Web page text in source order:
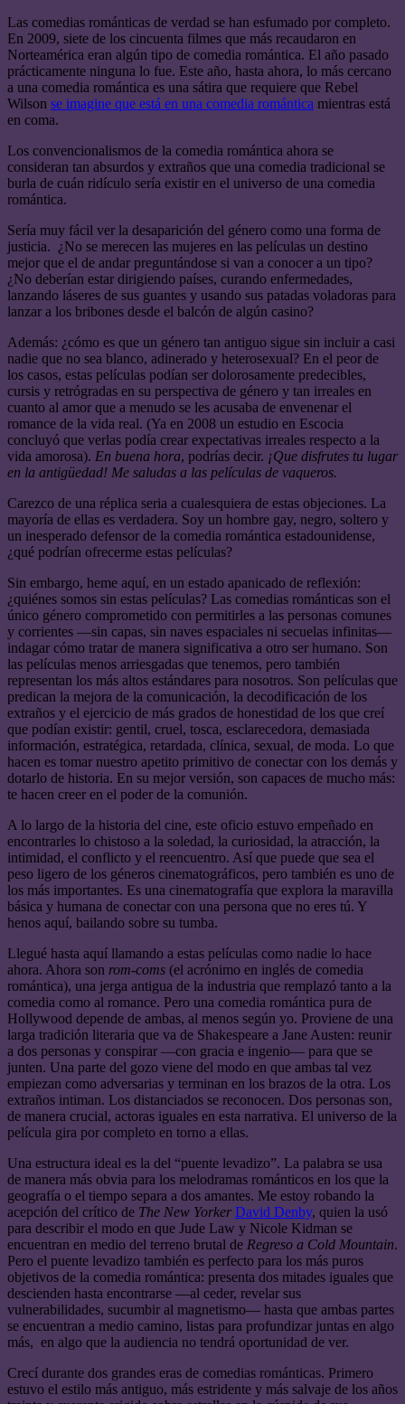
Las comedias románticas de verdad se han esfumado por completo.
En 2009, siete de los cincuenta filmes que más recaudaron en
Norteamérica eran algún tipo de comedia romántica. El año pasado
prácticamente ninguna lo fue. Este año, hasta ahora, lo más cercano
a una comedia romántica es una sátira que requiere que Rebel
Wilson se imagine que está en una comedia romántica mientras está
en coma.
Los convencionalismos de la comedia romántica ahora se
consideran tan absurdos y extraños que una comedia tradicional se
burla de cuán ridículo sería existir en el universo de una comedia
romántica.
Sería muy fácil ver la desaparición del género como una forma de
justicia. ¿No se merecen las mujeres en las películas un destino
mejor que el de andar preguntándose si van a conocer a un tipo?
¿No deberían estar dirigiendo países, curando enfermedades,
lanzando láseres de sus guantes y usando sus patadas voladoras para
lanzar a los bribones desde el balcón de algún casino?
Además: ¿cómo es que un género tan antiguo sigue sin incluir a casi
nadie que no sea blanco, adinerado y heterosexual? En el peor de
los casos, estas películas podían ser dolorosamente predecibles,
cursis y retrógradas en su perspectiva de género y tan irreales en
cuanto al amor que a menudo se les acusaba de envenenar el
romance de la vida real. (Ya en 2008 un estudio en Escocia
concluyó que verlas podía crear expectativas irreales respecto a la
vida amorosa). En buena hora, podrías decir. ¡Que disfrutes tu lugar
en la antigüedad! Me saludas a las películas de vaqueros.
Carezco de una réplica seria a cualesquiera de estas objeciones. La
mayoría de ellas es verdadera. Soy un hombre gay, negro, soltero y
un inesperado defensor de la comedia romántica estadounidense,
¿qué podrían ofrecerme estas películas?
Sin embargo, heme aquí, en un estado apanicado de reflexión:
¿quiénes somos sin estas películas? Las comedias románticas son el
único género comprometido con permitirles a las personas comunes
y corrientes —sin capas, sin naves espaciales ni secuelas infinitas—
indagar cómo tratar de manera significativa a otro ser humano. Son
las películas menos arriesgadas que tenemos, pero también
representan los más altos estándares para nosotros. Son películas que
predican la mejora de la comunicación, la decodificación de los
extraños y el ejercicio de más grados de honestidad de los que creí
que podían existir: gentil, cruel, tosca, esclarecedora, demasiada
información, estratégica, retardada, clínica, sexual, de moda. Lo que
hacen es tomar nuestro apetito primitivo de conectar con los demás y
dotarlo de historia. En su mejor versión, son capaces de mucho más:
te hacen creer en el poder de la comunión.
A lo largo de la historia del cine, este oficio estuvo empeñado en
encontrarles lo chistoso a la soledad, la curiosidad, la atracción, la
intimidad, el conflicto y el reencuentro. Así que puede que sea el
peso ligero de los géneros cinematográficos, pero también es uno de
los más importantes. Es una cinematografía que explora la maravilla
básica y humana de conectar con una persona que no eres tú. Y
henos aquí, bailando sobre su tumba.
Llegué hasta aquí llamando a estas películas como nadie lo hace
ahora. Ahora son rom-coms (el acrónimo en inglés de comedia
romántica), una jerga antigua de la industria que remplazó tanto a la
comedia como al romance. Pero una comedia romántica pura de
Hollywood depende de ambas, al menos según yo. Proviene de una
larga tradición literaria que va de Shakespeare a Jane Austen: reunir
a dos personas y conspirar —con gracia e ingenio— para que se
junten. Una parte del gozo viene del modo en que ambas tal vez
empiezan como adversarias y terminan en los brazos de la otra. Los
extraños intiman. Los distanciados se reconocen. Dos personas son,
de manera crucial, actoras iguales en esta narrativa. El universo de la
película gira por completo en torno a ellas.
Una estructura ideal es la del “puente levadizo”. La palabra se usa
de manera más obvia para los melodramas románticos en los que la
geografía o el tiempo separa a dos amantes. Me estoy robando la
acepción del crítico de The New Yorker David Denby, quien la usó
para describir el modo en que Jude Law y Nicole Kidman se
encuentran en medio del terreno brutal de Regreso a Cold Mountain.
Pero el puente levadizo también es perfecto para los más puros
objetivos de la comedia romántica: presenta dos mitades iguales que
descienden hasta encontrarse —al ceder, revelar sus
vulnerabilidades, sucumbir al magnetismo— hasta que ambas partes
se encuentran a medio camino, listas para profundizar juntas en algo
más, en algo que la audiencia no tendrá oportunidad de ver.
Crecí durante dos grandes eras de comedias románticas. Primero
estuvo el estilo más antiguo, más estridente y más salvaje de los años